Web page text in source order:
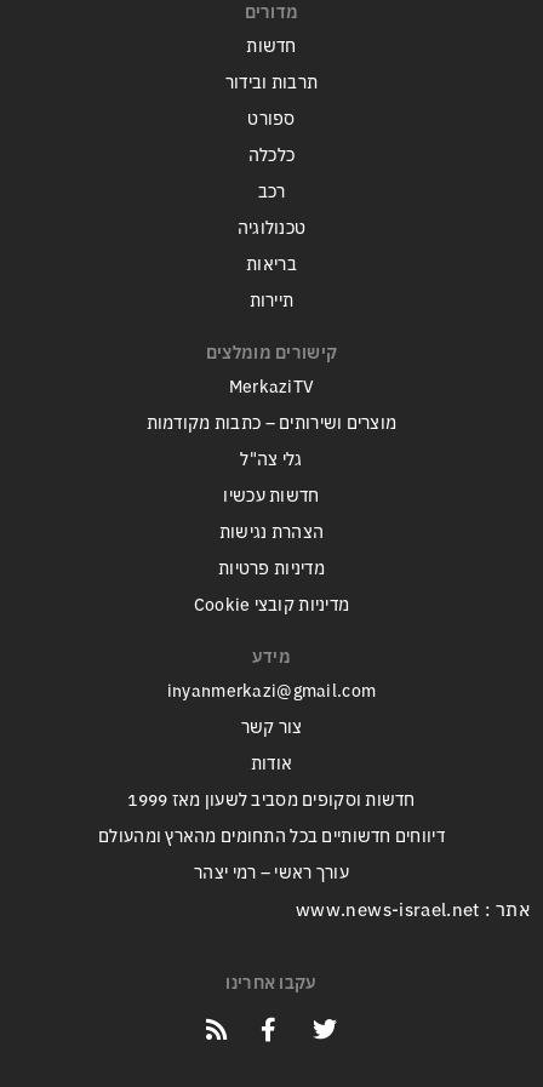
מדורים
חדשות
תרבות ובידור
ספורט
כלכלה
רכב
טכנולוגיה
בריאות
תיירות
קישורים מומלצים
MerkaziTV
מוצרים ושירותים – כתבות מקודמות
גלי צה"ל
חדשות עכשיו
הצהרת נגישות
מדיניות פרטיות
מדיניות קובצי Cookie
מידע
inyanmerkazi@gmail.com
צור קשר
אודות
חדשות וסקופים מסביב לשעון מאז 1999
דיווחים חדשותיים בכל התחומים מהארץ ומהעולם
עורך ראשי – רמי יצהר
אתר : www.news-israel.net
עקבו אחרינו